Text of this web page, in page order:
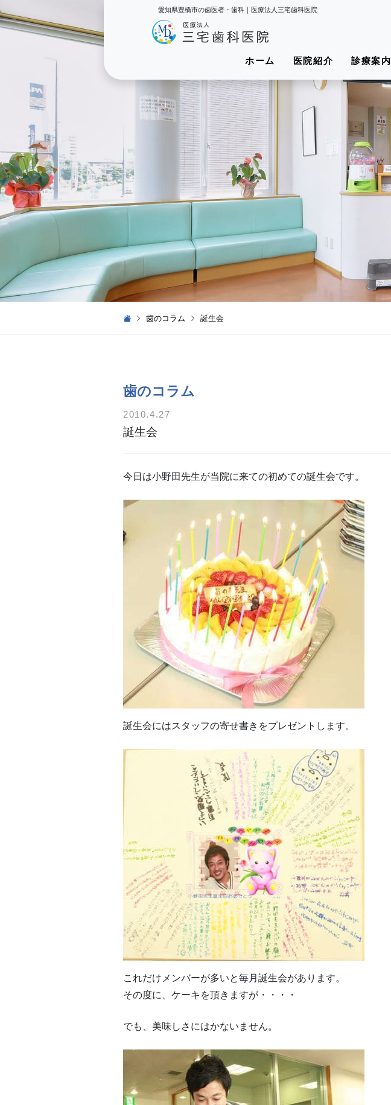
愛知県豊橋市の歯医者・歯科｜医療法⼈三宅⻭科医院
ホーム 医院紹介 診療案内
歯のコラム 誕生会
歯のコラム
2010.4.27
誕生会
今日は小野田先生が当院に来ての初めての誕生会です。
誕生会にはスタッフの寄せ書きをプレゼントします。
これだけメンバーが多いと毎月誕生会があります。
その度に、ケーキを頂きますが・・・・
でも、美味しさにはかないません。